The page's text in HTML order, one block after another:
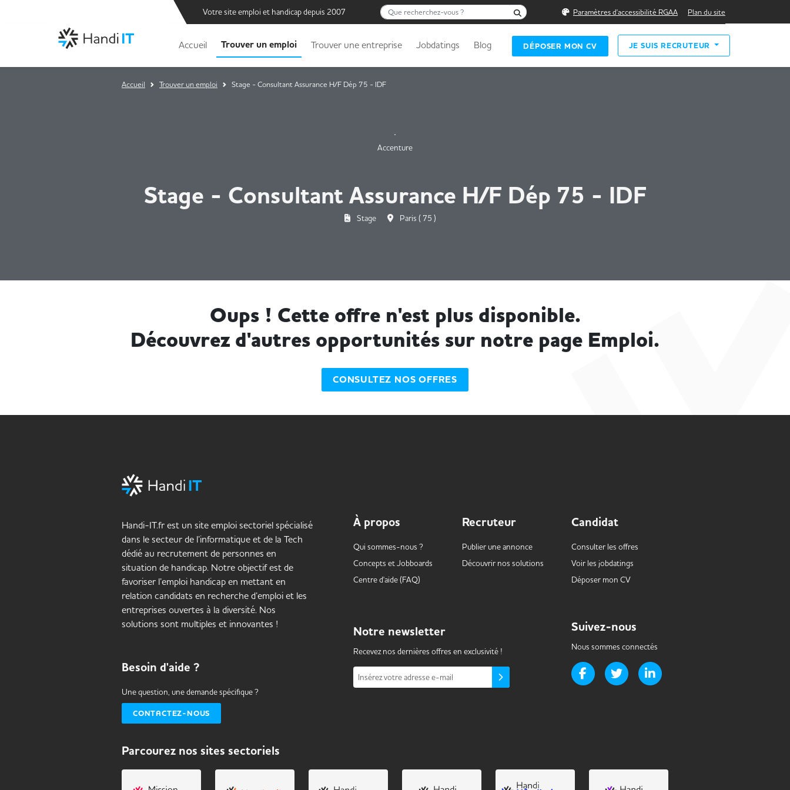
Votre site emploi et handicap depuis 2007 Que recherchez-vous ? Rechercher Paramètres d'accessibilité RGAA Plan du site
Accueil Trouver un emploi Trouver une entreprise Jobdatings Blog DÉPOSER MON CV JE SUIS RECRUTEUR
Accueil Trouver un emploi Stage - Consultant Assurance H/F Dép 75 - IDF
Accenture
Stage - Consultant Assurance H/F Dép 75 - IDF
Stage Paris ( 75 )
Oups ! Cette offre n'est plus disponible.
Découvrez d'autres opportunités sur notre page Emploi.
CONSULTEZ NOS OFFRES
Handi-IT.fr est un site emploi sectoriel spécialisé
dans le secteur de l’informatique et de la Tech
dédié au recrutement de personnes en
situation de handicap. Notre objectif est de
favoriser l’emploi handicap en mettant en
relation candidats en recherche d’emploi et les
entreprises ouvertes à la diversité. Nos
solutions sont multiples et innovantes !
Besoin d'aide ?
Une question, une demande spécifique ?
CONTACTEZ-NOUS
À propos
Qui sommes-nous ?
Concepts etJobboards
Centre d'aide (FAQ)
Recruteur
Publier une annonce
Découvrir nos solutions
Candidat
Consulter les offres
Voir les jobdatings
Déposer mon CV
Notre newsletter
Recevez nos dernières offres en exclusivité !
Insérez votre adresse e-mail
Suivez-nous
Nous sommes connectés
Page Facebook de Handi-it
Page Twitter de Handi-it
Parcourez nos sites sectoriels